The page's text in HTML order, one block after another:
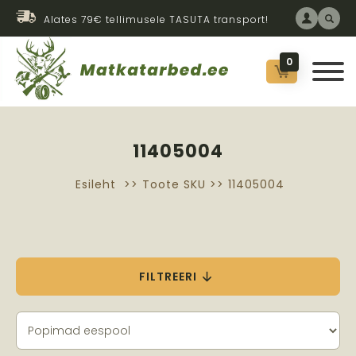
Alates 79€ tellimusele TASUTA transport!
0
11405004
Esileht >> Toote SKU >> 11405004
FILTREERI